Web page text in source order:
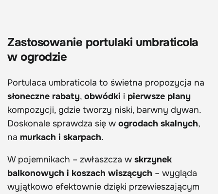
Zastosowanie portulaki umbraticola
w ogrodzie
Portulaca umbraticola to świetna propozycja na
słoneczne rabaty, obwódki i pierwsze plany
kompozycji, gdzie tworzy niski, barwny dywan.
Doskonale sprawdza się w ogrodach skalnych,
na murkach i skarpach.
W pojemnikach – zwłaszcza w skrzynek
balkonowych i koszach wiszących – wygląda
wyjątkowo efektownie dzięki przewieszającym